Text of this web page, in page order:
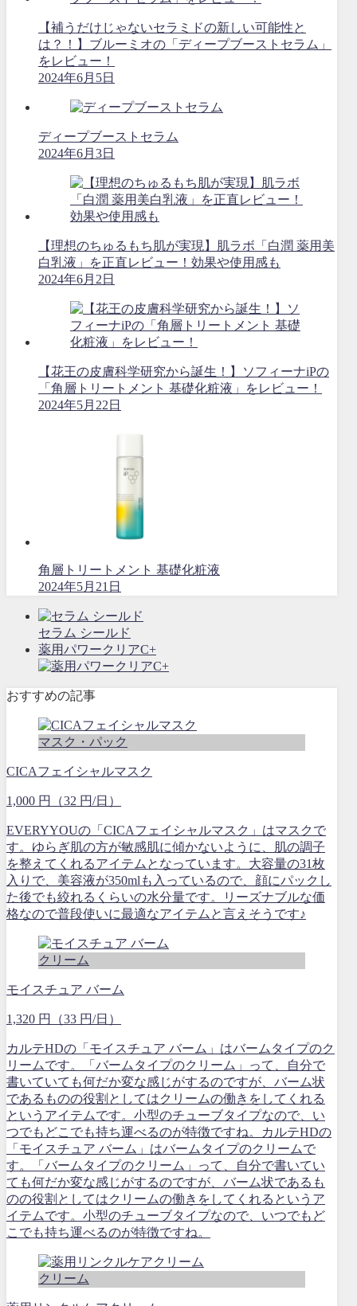
【補うだけじゃないセラミドの新しい可能性と
は？！】ブルーミオの「ディープブーストセラム」
をレビュー！
2024年6月5日
ディープブーストセラム
2024年6月3日
【理想のちゅるもち肌が実現】肌ラボ「白潤 薬用美
白乳液」を正直レビュー！効果や使用感も
2024年6月2日
【花王の皮膚科学研究から誕生！】ソフィーナiPの
「角層トリートメント 基礎化粧液」をレビュー！
2024年5月22日
角層トリートメント 基礎化粧液
2024年5月21日
セラム シールド
薬用パワークリアC+
おすすめの記事
マスク・パック
CICAフェイシャルマスク
1,000 円（32 円/日）
EVERYYOUの「CICAフェイシャルマスク」はマスクで
す。ゆらぎ肌の方が敏感肌に傾かないように、肌の調子
を整えてくれるアイテムとなっています。大容量の31枚
入りで、美容液が350mlも入っているので、顔にパックし
た後でも絞れるくらいの水分量です。リーズナブルな価
格なので普段使いに最適なアイテムと言えそうです♪
クリーム
モイスチュア バーム
1,320 円（33 円/日）
カルテHDの「モイスチュア バーム」はバームタイプのク
リームです。「バームタイプのクリーム」って、自分で
書いていても何だか変な感じがするのですが、バーム状
であるものの役割としてはクリームの働きをしてくれる
というアイテムです。小型のチューブタイプなので、い
つでもどこでも持ち運べるのが特徴ですね。カルテHDの
「モイスチュア バーム」はバームタイプのクリームで
す。「バームタイプのクリーム」って、自分で書いてい
ても何だか変な感じがするのですが、バーム状であるも
のの役割としてはクリームの働きをしてくれるというア
イテムです。小型のチューブタイプなので、いつでもど
こでも持ち運べるのが特徴ですね。
クリーム